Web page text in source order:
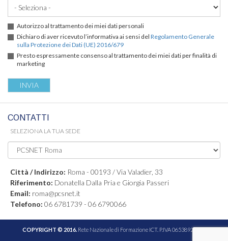
Autorizzo al trattamento dei miei dati personali
Dichiaro di aver ricevuto l’informativa ai sensi del Regolamento Generale
sulla Protezione dei Dati (UE) 2016/679
Presto espressamente consenso al trattamento dei miei dati per finalità di
marketing
CONTATTI
SELEZIONA LA TUA SEDE
Città / Indirizzo: Roma - 00193 / Via Valadier, 33
Riferimento: Donatella Dalla Pria e Giorgia Passeri
Email: roma@pcsnet.it
Telefono: 06 6781739 - 06 6790066
COPYRIGHT © 2016. Rete Nazionale di Formazione ICT. P.IVA 06538921005